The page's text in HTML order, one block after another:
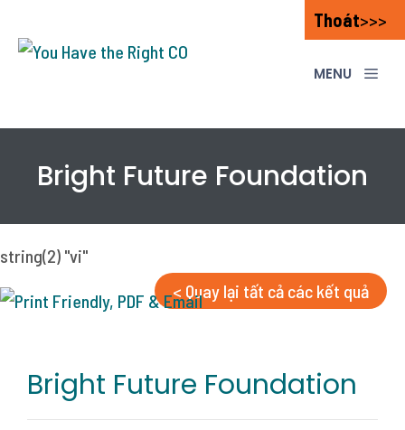
Thoát>>>
Bright Future Foundation
string(2) "vi"
< Quay lại tất cả các kết quả
Bright Future Foundation